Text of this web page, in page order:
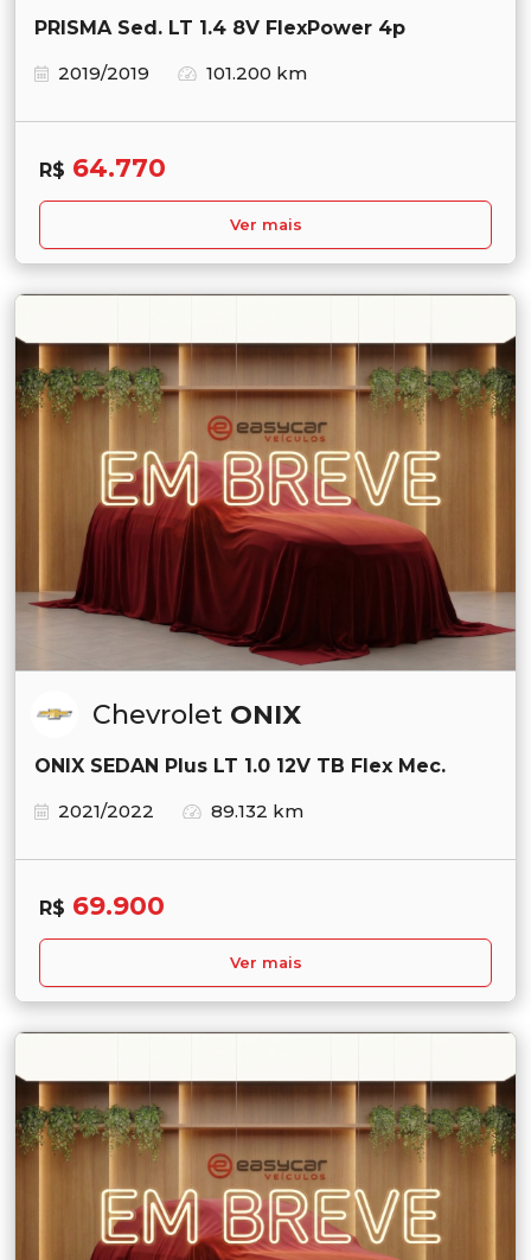
PRISMA Sed. LT 1.4 8V FlexPower 4p
2019/2019
101.200 km
R$ 64.770
Ver mais
Chevrolet ONIX
ONIX SEDAN Plus LT 1.0 12V TB Flex Mec.
2021/2022
89.132 km
R$ 69.900
Ver mais